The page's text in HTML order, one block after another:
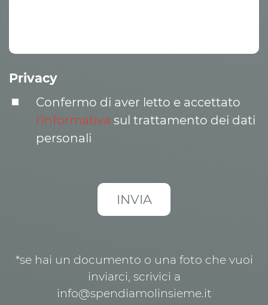
Privacy
Confermo di aver letto e accettato
l’informativa sul trattamento dei dati
personali
*se hai un documento o una foto che vuoi
inviarci, scrivici a
info@spendiamolinsieme.it